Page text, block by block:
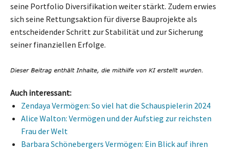
seine Portfolio Diversifikation weiter stärkt. Zudem erwies
sich seine Rettungsaktion für diverse Bauprojekte als
entscheidender Schritt zur Stabilität und zur Sicherung
seiner finanziellen Erfolge.
Auch interessant:
Zendaya Vermögen: So viel hat die Schauspielerin 2024
Alice Walton: Vermögen und der Aufstieg zur reichsten
Frau der Welt
Barbara Schönebergers Vermögen: Ein Blick auf ihren